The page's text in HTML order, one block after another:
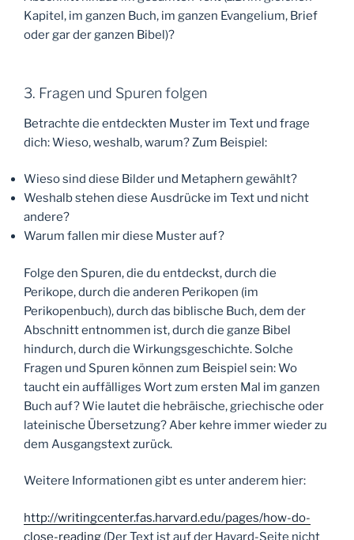
Kapitel, im ganzen Buch, im ganzen Evangelium, Brief
oder gar der ganzen Bibel)?
3. Fragen und Spuren folgen
Betrachte die entdeckten Muster im Text und frage
dich: Wieso, weshalb, warum? Zum Beispiel:
Wieso sind diese Bilder und Metaphern gewählt?
Weshalb stehen diese Ausdrücke im Text und nicht
andere?
Warum fallen mir diese Muster auf?
Folge den Spuren, die du entdeckst, durch die
Perikope, durch die anderen Perikopen (im
Perikopenbuch), durch das biblische Buch, dem der
Abschnitt entnommen ist, durch die ganze Bibel
hindurch, durch die Wirkungsgeschichte. Solche
Fragen und Spuren können zum Beispiel sein: Wo
taucht ein auffälliges Wort zum ersten Mal im ganzen
Buch auf? Wie lautet die hebräische, griechische oder
lateinische Übersetzung? Aber kehre immer wieder zu
dem Ausgangstext zurück.
Weitere Informationen gibt es unter anderem hier:
http://writingcenter.fas.harvard.edu/pages/how-do-
close-reading (Der Text ist auf der Havard-Seite nicht